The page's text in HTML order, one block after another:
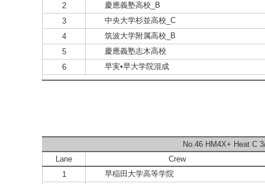
2
慶應義塾高校_B
3
中央大学杉並高校_C
4
筑波大学附属高校_B
5
慶應義塾志木高校
6
早実•早大学院混成
No.46 HM4X+ Heat C
Lane
Crew
1
早稲田大学高等学院